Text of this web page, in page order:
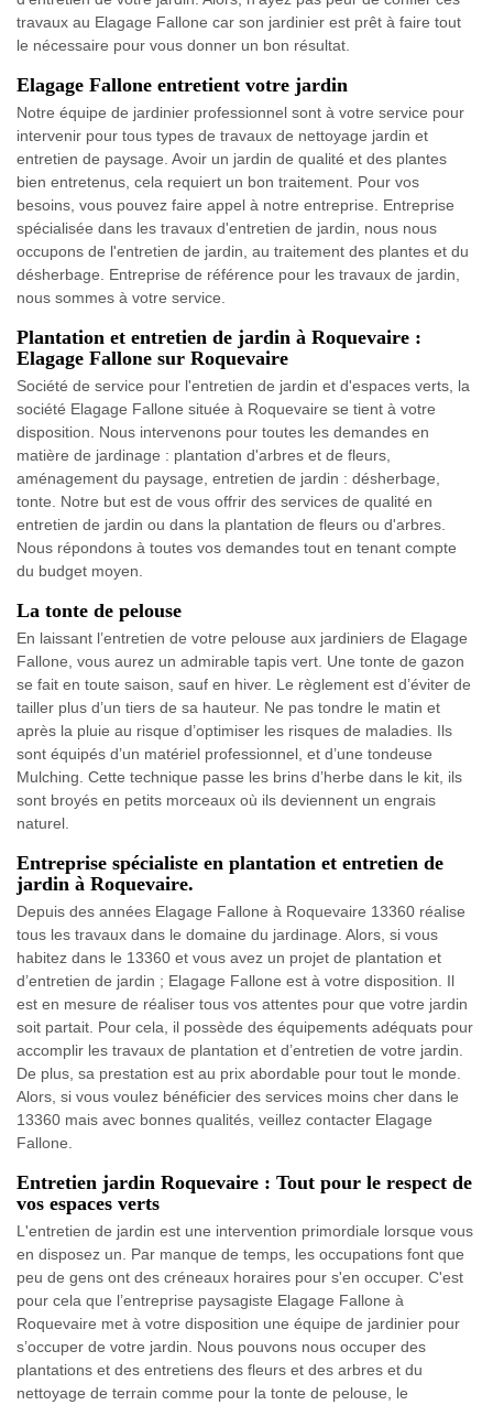
travaux au Elagage Fallone car son jardinier est prêt à faire tout
le nécessaire pour vous donner un bon résultat.
Elagage Fallone entretient votre jardin
Notre équipe de jardinier professionnel sont à votre service pour
intervenir pour tous types de travaux de nettoyage jardin et
entretien de paysage. Avoir un jardin de qualité et des plantes
bien entretenus, cela requiert un bon traitement. Pour vos
besoins, vous pouvez faire appel à notre entreprise. Entreprise
spécialisée dans les travaux d'entretien de jardin, nous nous
occupons de l'entretien de jardin, au traitement des plantes et du
désherbage. Entreprise de référence pour les travaux de jardin,
nous sommes à votre service.
Plantation et entretien de jardin à Roquevaire :
Elagage Fallone sur Roquevaire
Société de service pour l'entretien de jardin et d'espaces verts, la
société Elagage Fallone située à Roquevaire se tient à votre
disposition. Nous intervenons pour toutes les demandes en
matière de jardinage : plantation d'arbres et de fleurs,
aménagement du paysage, entretien de jardin : désherbage,
tonte. Notre but est de vous offrir des services de qualité en
entretien de jardin ou dans la plantation de fleurs ou d'arbres.
Nous répondons à toutes vos demandes tout en tenant compte
du budget moyen.
La tonte de pelouse
En laissant l’entretien de votre pelouse aux jardiniers de Elagage
Fallone, vous aurez un admirable tapis vert. Une tonte de gazon
se fait en toute saison, sauf en hiver. Le règlement est d’éviter de
tailler plus d’un tiers de sa hauteur. Ne pas tondre le matin et
après la pluie au risque d’optimiser les risques de maladies. Ils
sont équipés d’un matériel professionnel, et d’une tondeuse
Mulching. Cette technique passe les brins d’herbe dans le kit, ils
sont broyés en petits morceaux où ils deviennent un engrais
naturel.
Entreprise spécialiste en plantation et entretien de
jardin à Roquevaire.
Depuis des années Elagage Fallone à Roquevaire 13360 réalise
tous les travaux dans le domaine du jardinage. Alors, si vous
habitez dans le 13360 et vous avez un projet de plantation et
d’entretien de jardin ; Elagage Fallone est à votre disposition. Il
est en mesure de réaliser tous vos attentes pour que votre jardin
soit partait. Pour cela, il possède des équipements adéquats pour
accomplir les travaux de plantation et d’entretien de votre jardin.
De plus, sa prestation est au prix abordable pour tout le monde.
Alors, si vous voulez bénéficier des services moins cher dans le
13360 mais avec bonnes qualités, veillez contacter Elagage
Fallone.
Entretien jardin Roquevaire : Tout pour le respect de
vos espaces verts
L'entretien de jardin est une intervention primordiale lorsque vous
en disposez un. Par manque de temps, les occupations font que
peu de gens ont des créneaux horaires pour s'en occuper. C'est
pour cela que l’entreprise paysagiste Elagage Fallone à
Roquevaire met à votre disposition une équipe de jardinier pour
s’occuper de votre jardin. Nous pouvons nous occuper des
plantations et des entretiens des fleurs et des arbres et du
nettoyage de terrain comme pour la tonte de pelouse, le